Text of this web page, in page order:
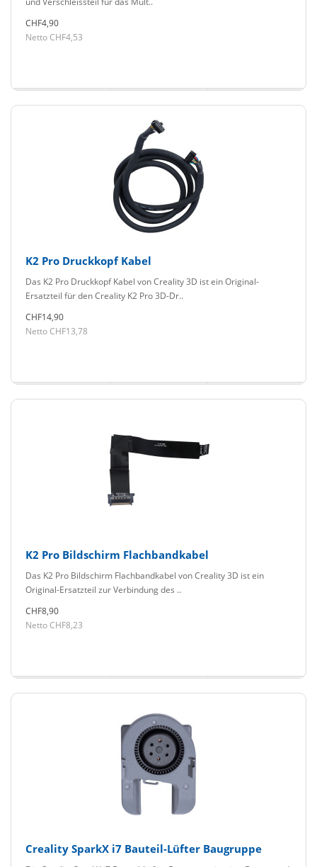
CHF4,90
Netto CHF4,53
K2 Pro Druckkopf Kabel
Das K2 Pro Druckkopf Kabel von Creality 3D ist ein Original-
Ersatzteil für den Creality K2 Pro 3D-Dr..
CHF14,90
Netto CHF13,78
K2 Pro Bildschirm Flachbandkabel
Das K2 Pro Bildschirm Flachbandkabel von Creality 3D ist ein
Original-Ersatzteil zur Verbindung des ..
CHF8,90
Netto CHF8,23
Creality SparkX i7 Bauteil-Lüfter Baugruppe